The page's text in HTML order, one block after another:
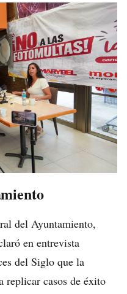
del Ayuntamiento,
en entrevista
del Siglo que la
replicar casos de éxito